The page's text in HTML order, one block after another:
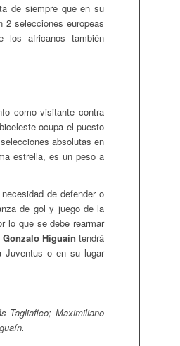
de siempre que en su
selecciones europeas
los africanos también
como visitante contra
ocupa el puesto
absolutas en
estrella, es un peso a
de defender o
de gol y juego de la
lo que se debe rearmar
Gonzalo Higuaín tendrá
o en su lugar
Tagliafico; Maximiliano